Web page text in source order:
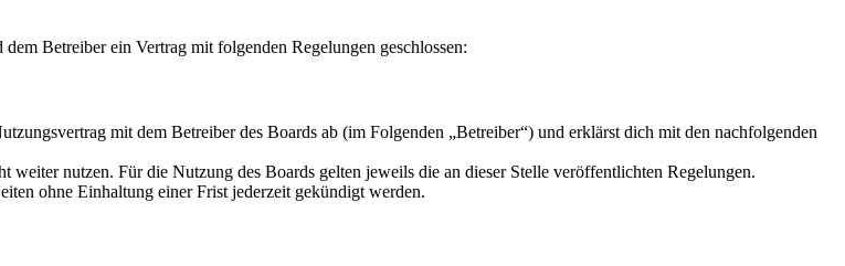
Betreiber ein Vertrag mit folgenden Regelungen geschlossen:
mit dem Betreiber des Boards ab (im Folgenden „Betreiber“) und erklärst dich mit den nachfolgenden
weiter nutzen. Für die Nutzung des Boards gelten jeweils die an dieser Stelle veröffentlichten Regelungen.
ohne Einhaltung einer Frist jederzeit gekündigt werden.